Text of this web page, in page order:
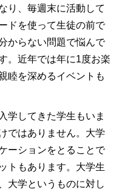
り、毎週末に活動して
ドを使って生徒の前で
からない問題で悩んで
。近年では年に1度お楽
睦を深めるイベントも
学してきた学生もいま
ではありません。大学
ーションをとることで
トもあります。大学生
大学というものに対し